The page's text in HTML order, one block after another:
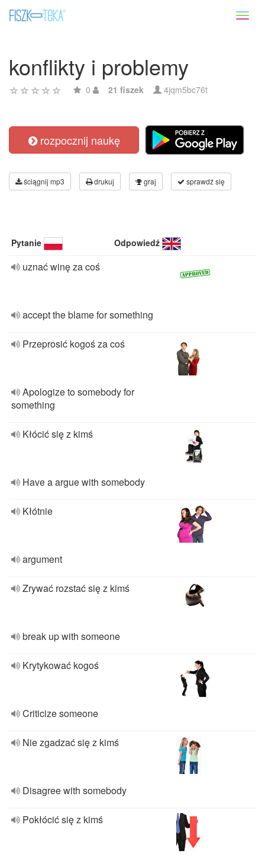
konflikty i problemy
0 21 fiszek 4jqm5bc76t
rozpocznij naukę
ściągnij mp3 drukuj graj sprawdź się
Pytanie Odpowiedź
uznać winę za coś
accept the blame for something
Przeprosić kogoś za coś
Apologize to somebody for
something
Kłócić się z kimś
Have a argue with somebody
Kłótnie
argument
Zrywać rozstać się z kimś
break up with someone
Krytykować kogoś
Criticize someone
Nie zgadzać się z kimś
Disagree with somebody
Pokłócić się z kimś